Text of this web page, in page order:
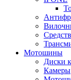
Мотошины
Диски
Камеры